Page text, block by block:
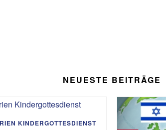
NEUESTE BEITRÄGE
KINDERGOTTESDIENST